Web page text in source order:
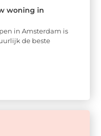
woning in
in Amsterdam is
de beste